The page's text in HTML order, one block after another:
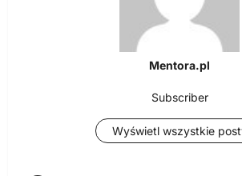
Mentora.pl
Subscriber
Wyświetl wszystkie